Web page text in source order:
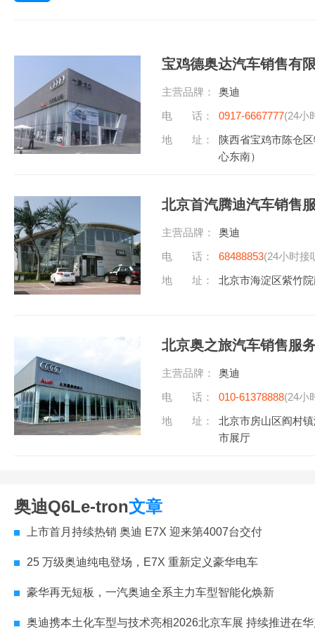
宝鸡德奥达汽车销售有
主营品牌：
奥迪
电 话：
0917-6667777(24小
地 址：
陕西省宝鸡市陈仓
心东南）
北京首汽腾迪汽车销售
主营品牌：
奥迪
电 话：
68488853(24小时接
地 址：
北京市海淀区紫竹
北京奥之旅汽车销售服
主营品牌：
奥迪
电 话：
010-61378888(24小
地 址：
北京市房山区阎村
市展厅
奥迪Q6Le-tron文章
上市首月持续热销 奥迪 E7X 迎来第4007台交付
25 万级奥迪纯电登场，E7X 重新定义豪华电车
豪华再无短板，一汽奥迪全系主力车型智能化焕新
奥迪携本土化车型与技术亮相2026北京车展 持续推进在华产